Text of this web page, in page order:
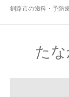
釧路市の歯科・予防
た